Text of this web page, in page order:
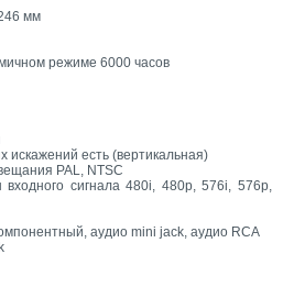
мм
режиме 6000 часов
искажений есть (вертикальная)
PAL, NTSC
сигнала 480i, 480p, 576i, 576p,
аудио mini jack, аудио RCA